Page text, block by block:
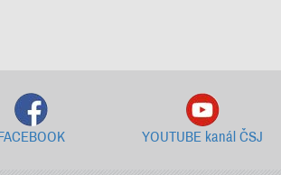
YOUTUBE kanál ČSJ